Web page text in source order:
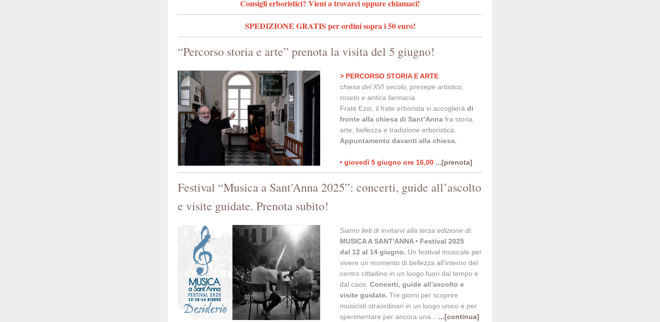
Consigli erboristici? Vieni a trovarci oppure chiamaci!
SPEDIZIONE GRATIS per ordini sopra i 50 euro!
“Percorso storia e arte” prenota la visita del 5 giugno!
> PERCORSO STORIA E ARTE
chiesa del XVI secolo, presepe artistico,
roseto e antica farmacia.
Frate Ezio, il frate erborista vi accoglierà di
fronte alla chiesa di Sant’Anna fra storia,
arte, bellezza e tradizione erboristica.
Appuntamento davanti alla chiesa.
• giovedì 5 giugno ore 16,00 ...[prenota]
Festival “Musica a Sant’Anna 2025”: concerti, guide all’ascolto
e visite guidate. Prenota subito!
Siamo lieti di invitarvi alla terza edizione di:
MUSICA A SANT'ANNA • Festival 2025
dal 12 al 14 giugno. Un festival musicale per
vivere un momento di bellezza all’interno del
centro cittadino in un luogo fuori dal tempo e
dal caos. Concerti, guide all’ascolto e
visite guidate. Tre giorni per scoprire
musicisti straordinari in un luogo unico e per
sperimentare per ancora una...
...[continua]